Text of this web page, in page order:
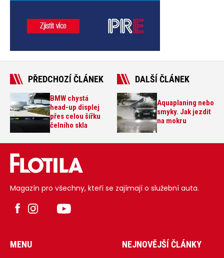
PŘEDCHOZÍ ČLÁNEK
BMW chystá
head-up displej
přes celou šířku
čelního skla
DALŠÍ ČLÁNEK
Aquaplaning nebo
smyky. Jak jezdit
na mokru
Magazín pro všechny, kteří se zajímají o služební auta.
MENU NEJNOVĚJŠÍ ČLÁNKY